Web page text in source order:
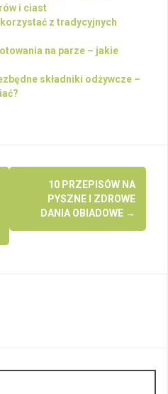
i ciast
z tradycyjnych
na parze – jakie
składniki odżywcze –
10 PRZEPISÓW NA
PYSZNE I ZDROWE
DANIA OBIADOWE →